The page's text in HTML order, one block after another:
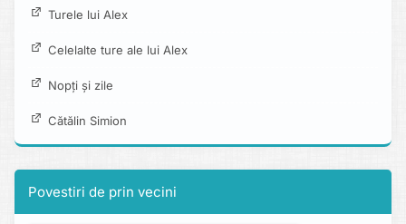
Turele lui Alex
Celelalte ture ale lui Alex
Nopți și zile
Cătălin Simion
Povestiri de prin vecini